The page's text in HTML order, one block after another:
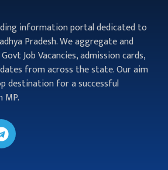
information portal dedicated to
Pradesh. We aggregate and
Job Vacancies, admission cards,
from across the state. Our aim
destination for a successful
MP.